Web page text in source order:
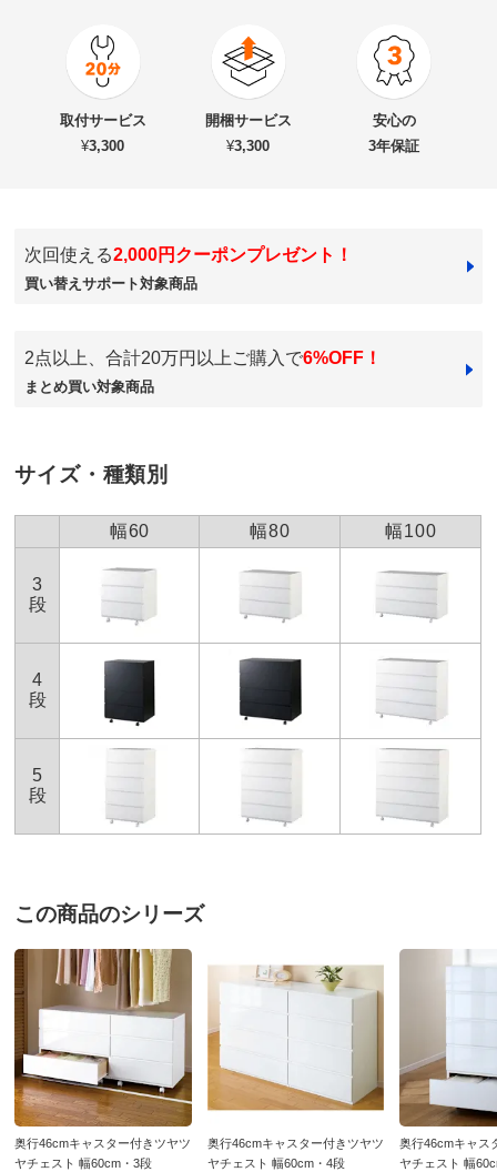
商品番号 900-6329-16
奥行46cmキャスター付きツヤツヤチェスト 幅100cm・
別
※商品1個につき、上記配送料金となります。
組み立て 取付け時間の目安：大人2人で20分以内
※キャスター取付けや、上下・左右の連結など簡単な作
できません。
約として承ります。詳しくはこちら
※大型商品につき、搬入経路のご確認をお願いします。
お部屋に入らず吊り上げをする場合、別途以下の作業代金がかか
ります。商品や個数、作業内容・設置場所等により、目安の作業
代金よりも高くなる場合があります。
機械使用 38,500円～
お支払い方法
■前面…MDF（ウレタン塗装・光沢仕上げ）、側面…化粧
■全段ストッパー付きスライドレール
■お客様にてネジ式キャスター4個（うち2個ストッパー付
き）取付（取り外し使用可能）
■日本製
■※ホルムアルデヒドの発生を最小限に抑えた素材
（F☆☆☆☆）合板・塗装・接着剤）を主材にした商品で
す。
■完成品でお届けしますので、すぐにご使用になれます。
★★★★★
★★★★★
★★★★★
★★★
ホワイト
寸法が短めで部屋が広く使えるし、キャスター付きなの
で掃除も楽。引き出しの開け閉めもスムーズ。値段は高
2013/07/21
すべての口コミを見る
取付サービス
¥3,300
開梱サービス
¥3,300
安心の
3年保証
次回使える2,000円クーポンプレゼント！
買い替えサポート対象商品
2点以上、合計20万円以上ご購入で6%OFF！
まとめ買い対象商品
サイズ・種類別
幅60 幅80 幅100
3
段
4
段
5
段
この商品のシリーズ
奥行46cmキャスター付きツヤツ
ヤチェスト 幅60cm・3段
奥行46cmキャスター付きツヤツ
ヤチェスト 幅60cm・4段
奥行46cmキャス
ヤチェスト 幅